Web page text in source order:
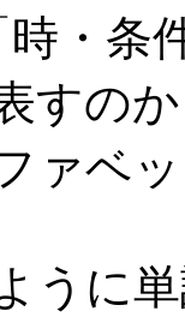
・条
すの
ァベ
うに